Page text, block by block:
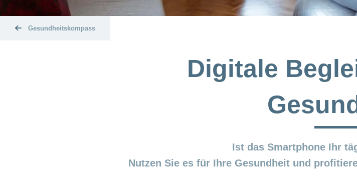
Gesundheitskompass
Digitale
Ist das Smartphone Ihr
Nutzen Sie es für Ihre Gesundheit und